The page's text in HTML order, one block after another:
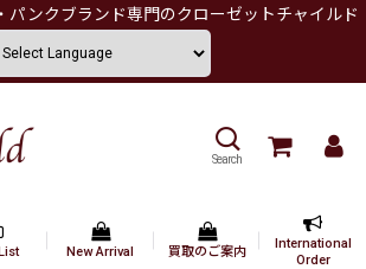
パンクブランド専門のクローゼットチャイルド
Search
New Arrival 買取のご案内
International
Order